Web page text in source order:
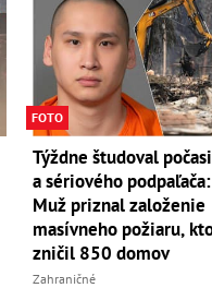
FOTO
Týždne študoval
a sériového podpaľača:
Muž priznal založenie
masívneho požiaru,
zničil 850 domov
Zahraničné